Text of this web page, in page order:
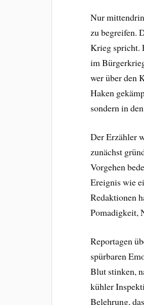
Nur
zu begreifen.
Krieg spricht.
im
wer über den
Haken
sondern in
Der Erzähler
zunächst
Vorgehen
Ereignis wie
Redaktionen
Pomadigkeit,
Reportagen
spürbaren
Blut stinken,
kühler
Belehrung,